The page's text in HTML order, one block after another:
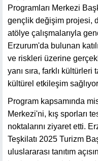
Programları Merkezi
gençlik değişim projesi,
atölye çalışmalarıyla
Erzurum'da bulunan
ve riskleri üzerine
yanı sıra, farklı
kültürel etkileşim
Program kapsamında
Merkezi'ni, kış sporları
noktalarını ziyaret etti.
Teşkilatı 2025 Turizm
uluslararası tanıtım